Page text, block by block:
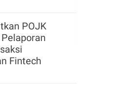
POJK
Fintech